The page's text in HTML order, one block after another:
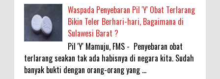
Waspada Penyebaran Pil 'Y' Obat Terlarang
Bikin Teler Berhari-hari, Bagaimana di
Sulawesi Barat ?
Pil 'Y' Mamuju, FMS - Penyebaran obat
terlarang seakan tak ada habisnya di negara kita. Sudah
banyak bukti dengan orang-orang yang ...